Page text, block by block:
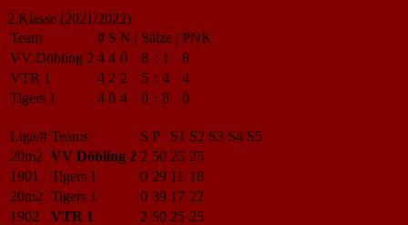
2.Klasse (2021/2022)
Team
# S N | Sätze | PNK
VV Döbling 2 4 4 0 8 : 1
8
VTR 1
4 2 2 5 : 4
4
Tigers 1
4 0 4 0 : 8 0
Liga/# Teams S P S1 S2 S3 S4 S5
20m2 VV Döbling 2 2 50 25 25
1901
Tigers 1 0 29 11 18
20m2 Tigers 1 0 39 17 22
1902
VTR 1 2 50 25 25